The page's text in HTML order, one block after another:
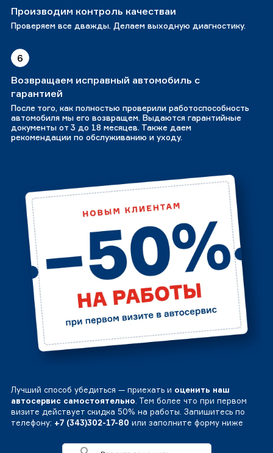
Производим контроль качестваи
Проверяем все дважды. Делаем выходную диагностику.
6
Возвращаем исправный автомобиль с
гарантией
После того, как полностью проверили работоспособность
автомобиля мы его возвращем. Выдаются гарантийные
документы от 3 до 18 месяцев. Также даем
рекомендации по обслуживанию и уходу.
Лучший способ убедиться — приехать и оценить наш
автосервис самостоятельно. Тем более что при первом
визите действует скидка 50% на работы. Запишитесь по
телефону: +7 (343)302-17-80 или заполните форму ниже